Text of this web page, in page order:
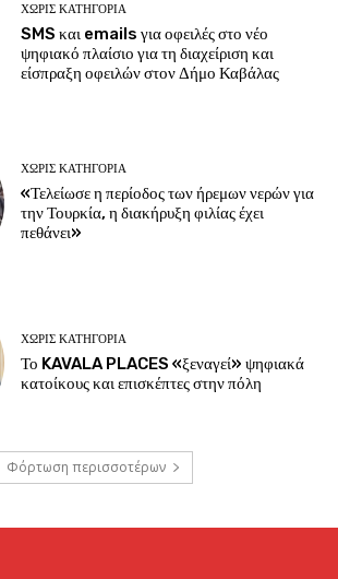
ΧΩΡΊΣ ΚΑΤΗΓΟΡΊΑ
SMS και emails για οφειλές στο νέο
ψηφιακό πλαίσιο για τη διαχείριση και
είσπραξη οφειλών στον Δήμο Καβάλας
ΧΩΡΊΣ ΚΑΤΗΓΟΡΊΑ
«Τελείωσε η περίοδος των ήρεμων νερών για
την Τουρκία, η διακήρυξη φιλίας έχει
πεθάνει»
ΧΩΡΊΣ ΚΑΤΗΓΟΡΊΑ
Το KAVALA PLACES «ξεναγεί» ψηφιακά
κατοίκους και επισκέπτες στην πόλη
Φόρτωση περισσοτέρων